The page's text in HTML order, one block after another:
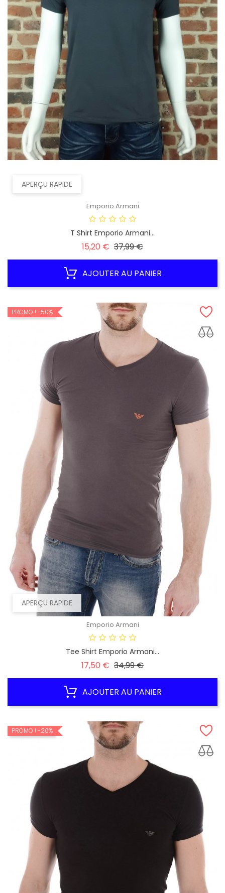
APERÇU RAPIDE
Emporio Armani
T Shirt Emporio Armani...
15,20 € Prix
37,99 €Prix
AJOUTER AU PANIER
APERÇU RAPIDE
PROMO ! -50%
Emporio Armani
Tee Shirt Emporio Armani...
17,50 € Prix
34,99 €Prix
AJOUTER AU PANIER
PROMO ! -20%